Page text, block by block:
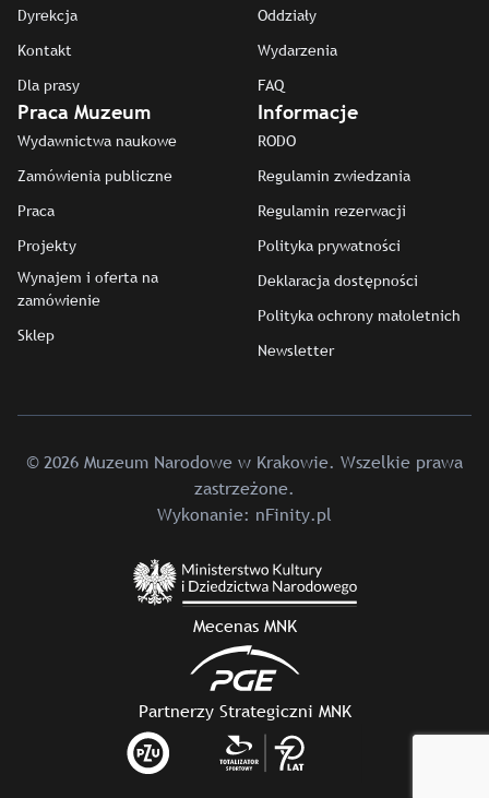
Dyrekcja
Kontakt
Dla prasy
Oddziały
Wydarzenia
FAQ
Praca Muzeum
Wydawnictwa naukowe
Zamówienia publiczne
Praca
Projekty
Wynajem i oferta na
zamówienie
Sklep
Informacje
RODO
Regulamin zwiedzania
Regulamin rezerwacji
Polityka prywatności
Deklaracja dostępności
Polityka ochrony małoletnich
Newsletter
© 2026 Muzeum Narodowe w Krakowie. Wszelkie prawa
zastrzeżone.
Wykonanie: nFinity.pl
Mecenas MNK
Partnerzy Strategiczni MNK